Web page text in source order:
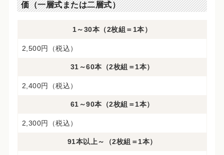
価（一層式または二層式）
1～30本（2枚組＝1本）
2,500円（税込）
31～60本（2枚組＝1本）
2,400円（税込）
61～90本（2枚組＝1本）
2,300円（税込）
91本以上～（2枚組＝1本）